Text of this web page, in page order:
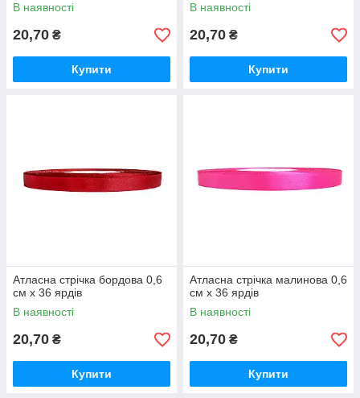
В наявності
20,70 ₴
Купити
В наявності
20,70 ₴
Купити
Атласна стрічка бордова 0,6
см х 36 ярдів
В наявності
20,70 ₴
Купити
Атласна стрічка малинова 0,6
см х 36 ярдів
В наявності
20,70 ₴
Купити